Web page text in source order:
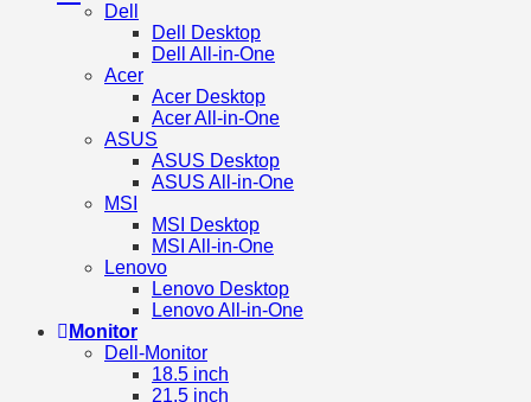
Dell
Dell Desktop
Dell All-in-One
Acer
Acer Desktop
Acer All-in-One
ASUS
ASUS Desktop
ASUS All-in-One
MSI
MSI Desktop
MSI All-in-One
Lenovo
Lenovo Desktop
Lenovo All-in-One
Monitor
Dell-Monitor
18.5 inch
21.5 inch